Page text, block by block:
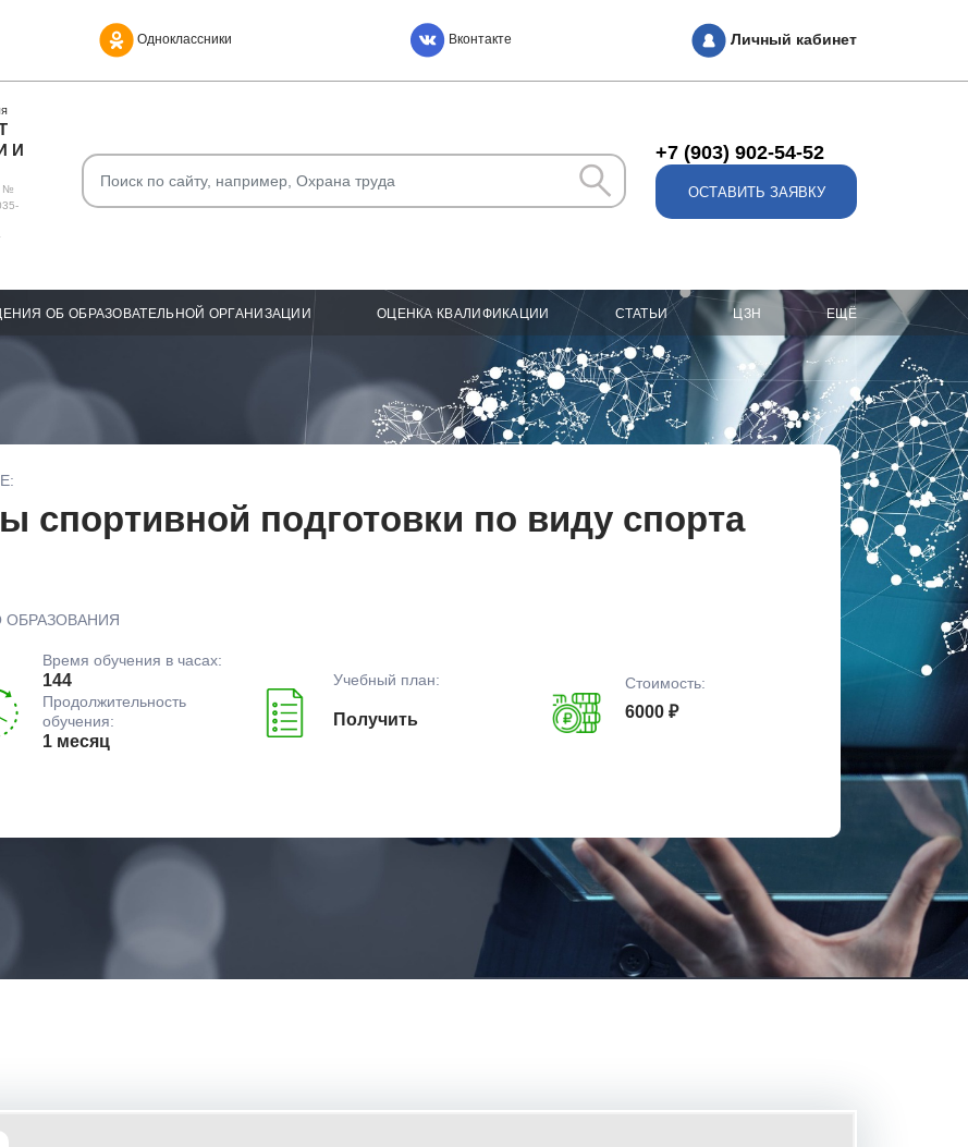
Одноклассники Вконтакте Личный кабинет
И
№
+7 (903) 902-54-52
ОСТАВИТЬ ЗАЯВКУ
ОБ ОБРАЗОВАТЕЛЬНОЙ ОРГАНИЗАЦИИ ОЦЕНКА КВАЛИФИКАЦИИ СТАТЬИ ЦЗН ЕЩЁ
спортивной подготовки по виду спорта
Время обучения в часах:
144
Продолжительность
обучения:
1 месяц
Учебный план:
Получить
Стоимость:
6000 ₽